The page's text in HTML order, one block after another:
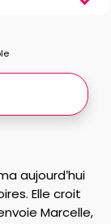
aujourd’hui
Elle croit
Marcelle,